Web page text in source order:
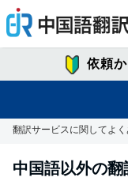
依頼
翻訳サービスに関してよ
中国語以外の